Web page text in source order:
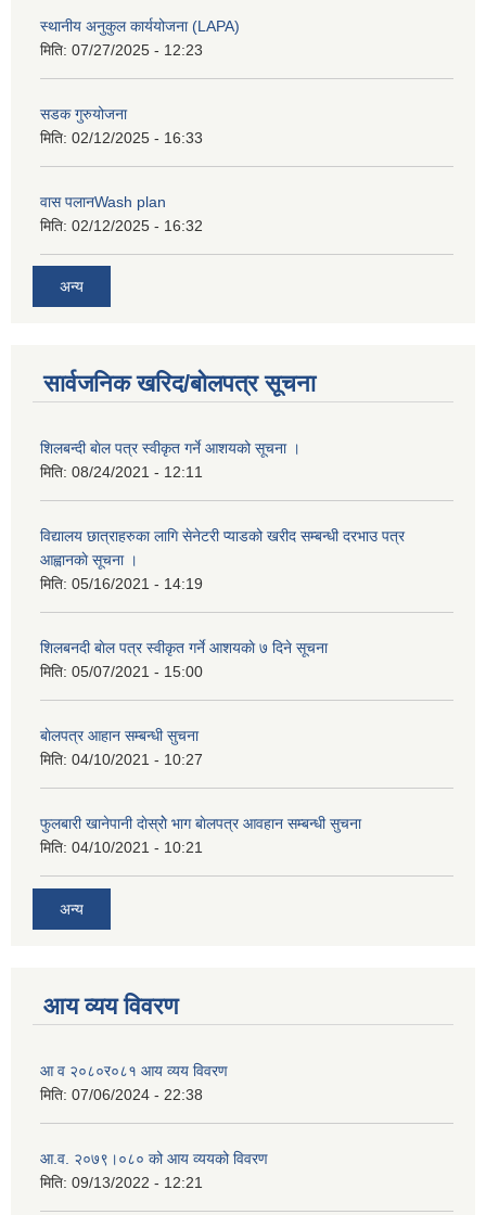
स्थानीय अनुकुल कार्ययोजना (LAPA)
मिति: 07/27/2025 - 12:23
सडक गुरुयोजना
मिति: 02/12/2025 - 16:33
वास पलानWash plan
मिति: 02/12/2025 - 16:32
अन्य
सार्वजनिक खरिद/बोलपत्र सूचना
शिलबन्दी बाेल पत्र स्वीकृत गर्ने आशयको सूचना ।
मिति: 08/24/2021 - 12:11
विद्यालय छात्राहरुका लागि सेनेटरी प्याडको खरीद सम्बन्धी दरभाउ पत्र
आह्वानकाे सूचना ।
मिति: 05/16/2021 - 14:19
शिलबनदी बाेल पत्र स्वीकृत गर्ने आशयकाे ७ दिने सूचना
मिति: 05/07/2021 - 15:00
बाेलपत्र आहान सम्बन्धी सुचना
मिति: 04/10/2021 - 10:27
फुलबारी खानेपानी दाेस्राेे भाग बाेलपत्र आवहान सम्बन्धी सुचना
मिति: 04/10/2021 - 10:21
अन्य
आय व्यय विवरण
आ व २०८०र०८१ आय व्यय विवरण
मिति: 07/06/2024 - 22:38
आ.व. २०७९।०८० को आय व्ययको विवरण
मिति: 09/13/2022 - 12:21